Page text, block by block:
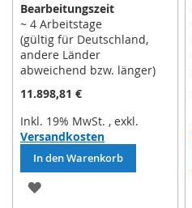
Bearbeitungszeit
~ 4 Arbeitstage
(gültig für Deutschland,
andere Länder
abweichend bzw. länger)
11.898,81 €
Inkl. 19% MwSt. , exkl.
Versandkosten
In den Warenkorb
ZUR